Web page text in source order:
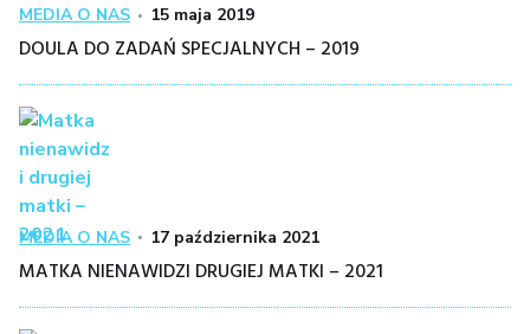
Kategoria
MEDIA O NAS
Posted
on
15 maja 2019
DOULA DO ZADAŃ SPECJALNYCH – 2019
Kategoria
MEDIA O NAS
Posted
on
17 października 2021
MATKA NIENAWIDZI DRUGIEJ MATKI – 2021